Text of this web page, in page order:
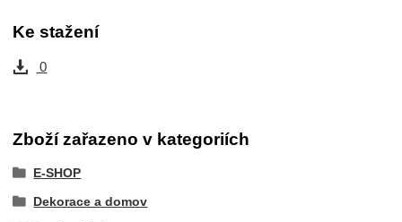
Ke stažení
0
Zboží zařazeno v kategoriích
E-SHOP
Dekorace a domov